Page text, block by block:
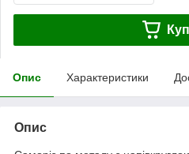
Опис Характеристики
Опис